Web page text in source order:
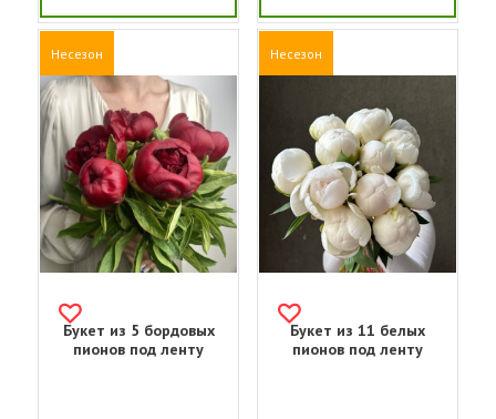
Несезон
Букет из 5 бордовых
пионов под ленту
Несезон
Букет из 11 белых
пионов под ленту